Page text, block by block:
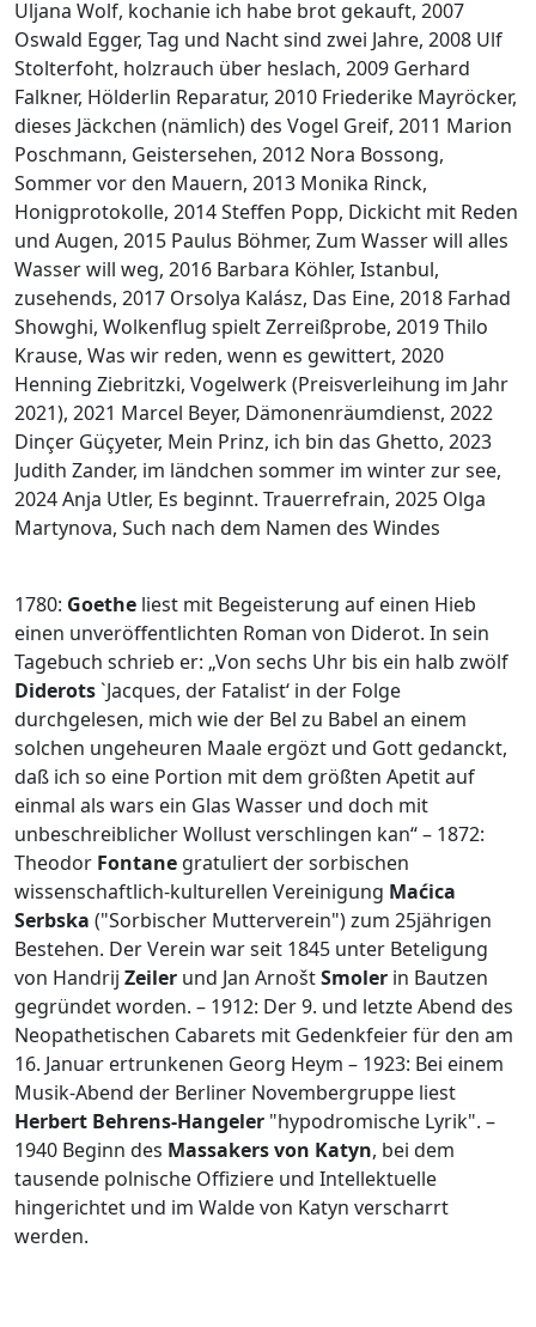
Uljana Wolf, kochanie ich habe brot gekauft, 2007
Oswald Egger, Tag und Nacht sind zwei Jahre, 2008 Ulf
Stolterfoht, holzrauch über heslach, 2009 Gerhard
Falkner, Hölderlin Reparatur, 2010 Friederike Mayröcker,
dieses Jäckchen (nämlich) des Vogel Greif, 2011 Marion
Poschmann, Geistersehen, 2012 Nora Bossong,
Sommer vor den Mauern, 2013 Monika Rinck,
Honigprotokolle, 2014 Steffen Popp, Dickicht mit Reden
und Augen, 2015 Paulus Böhmer, Zum Wasser will alles
Wasser will weg, 2016 Barbara Köhler, Istanbul,
zusehends, 2017 Orsolya Kalász, Das Eine, 2018 Farhad
Showghi, Wolkenflug spielt Zerreißprobe, 2019 Thilo
Krause, Was wir reden, wenn es gewittert, 2020
Henning Ziebritzki, Vogelwerk (Preisverleihung im Jahr
2021), 2021 Marcel Beyer, Dämonenräumdienst, 2022
Dinçer Güçyeter, Mein Prinz, ich bin das Ghetto, 2023
Judith Zander, im ländchen sommer im winter zur see,
2024 Anja Utler, Es beginnt. Trauerrefrain, 2025 Olga
Martynova, Such nach dem Namen des Windes
1780: Goethe liest mit Begeisterung auf einen Hieb
einen unveröffentlichten Roman von Diderot. In sein
Tagebuch schrieb er: „Von sechs Uhr bis ein halb zwölf
Diderots`Jacques, der Fatalist‘ in der Folge
durchgelesen, mich wie der Bel zu Babel an einem
solchen ungeheuren Maale ergözt und Gott gedanckt,
daß ich so eine Portion mit dem größten Apetit auf
einmal als wars ein Glas Wasser und doch mit
unbeschreiblicher Wollust verschlingen kan“ – 1872:
Theodor Fontane gratuliert der sorbischen
wissenschaftlich-kulturellen Vereinigung Maćica
Serbska ("Sorbischer Mutterverein") zum 25jährigen
Bestehen. Der Verein war seit 1845 unter Beteligung
von Handrij Zeiler und Jan ArnoštSmoler in Bautzen
gegründet worden. – 1912: Der 9. und letzte Abend des
Neopathetischen Cabarets mit Gedenkfeier für den am
16. Januar ertrunkenen Georg Heym – 1923: Bei einem
Musik-Abend der Berliner Novembergruppe liest
Herbert Behrens-Hangeler "hypodromische Lyrik". –
1940 Beginn des Massakers von Katyn, bei dem
tausende polnische Offiziere und Intellektuelle
hingerichtet und im Walde von Katyn verscharrt
werden.